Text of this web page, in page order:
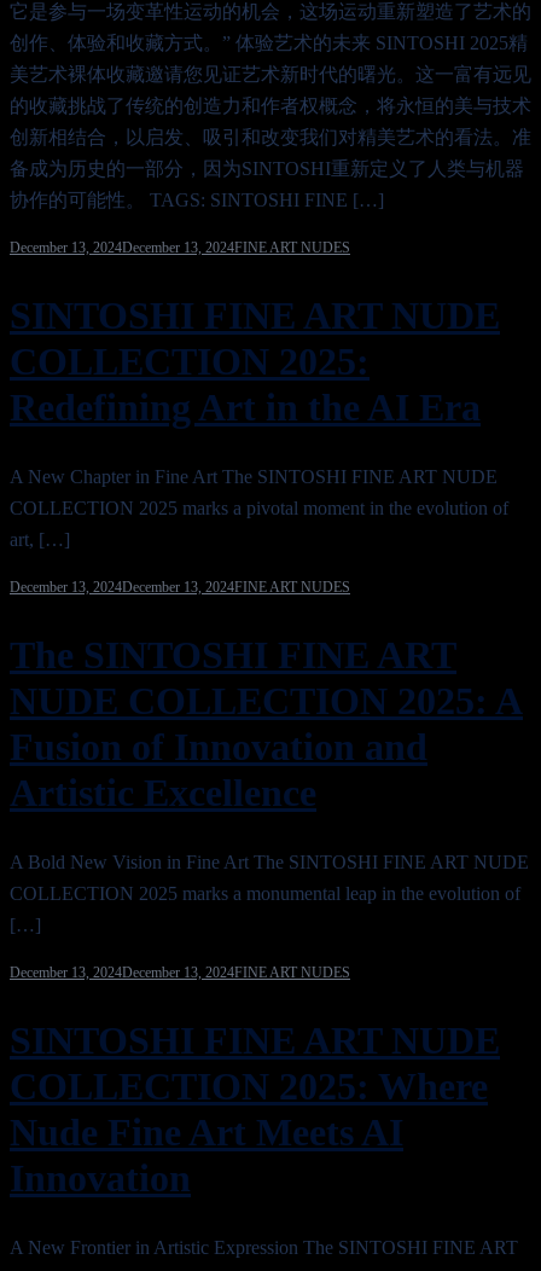
它是参与一场变革性运动的机会，这场运动重新塑造了艺术的
创作、体验和收藏方式。” 体验艺术的未来 SINTOSHI 2025精
美艺术裸体收藏邀请您见证艺术新时代的曙光。这一富有远见
的收藏挑战了传统的创造力和作者权概念，将永恒的美与技术
创新相结合，以启发、吸引和改变我们对精美艺术的看法。准
备成为历史的一部分，因为SINTOSHI重新定义了人类与机器
协作的可能性。 TAGS: SINTOSHI FINE […]
December 13, 2024December 13, 2024FINE ART NUDES
SINTOSHI FINE ART NUDE
COLLECTION 2025:
Redefining Art in the AI Era
A New Chapter in Fine Art The SINTOSHI FINE ART NUDE
COLLECTION 2025 marks a pivotal moment in the evolution of
art, […]
December 13, 2024December 13, 2024FINE ART NUDES
The SINTOSHI FINE ART
NUDE COLLECTION 2025: A
Fusion of Innovation and
Artistic Excellence
A Bold New Vision in Fine Art The SINTOSHI FINE ART NUDE
COLLECTION 2025 marks a monumental leap in the evolution of
[…]
December 13, 2024December 13, 2024FINE ART NUDES
SINTOSHI FINE ART NUDE
COLLECTION 2025: Where
Nude Fine Art Meets AI
Innovation
A New Frontier in Artistic Expression The SINTOSHI FINE ART